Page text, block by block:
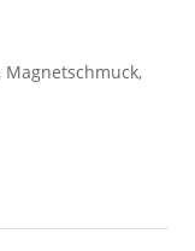
Magnetschmuck,